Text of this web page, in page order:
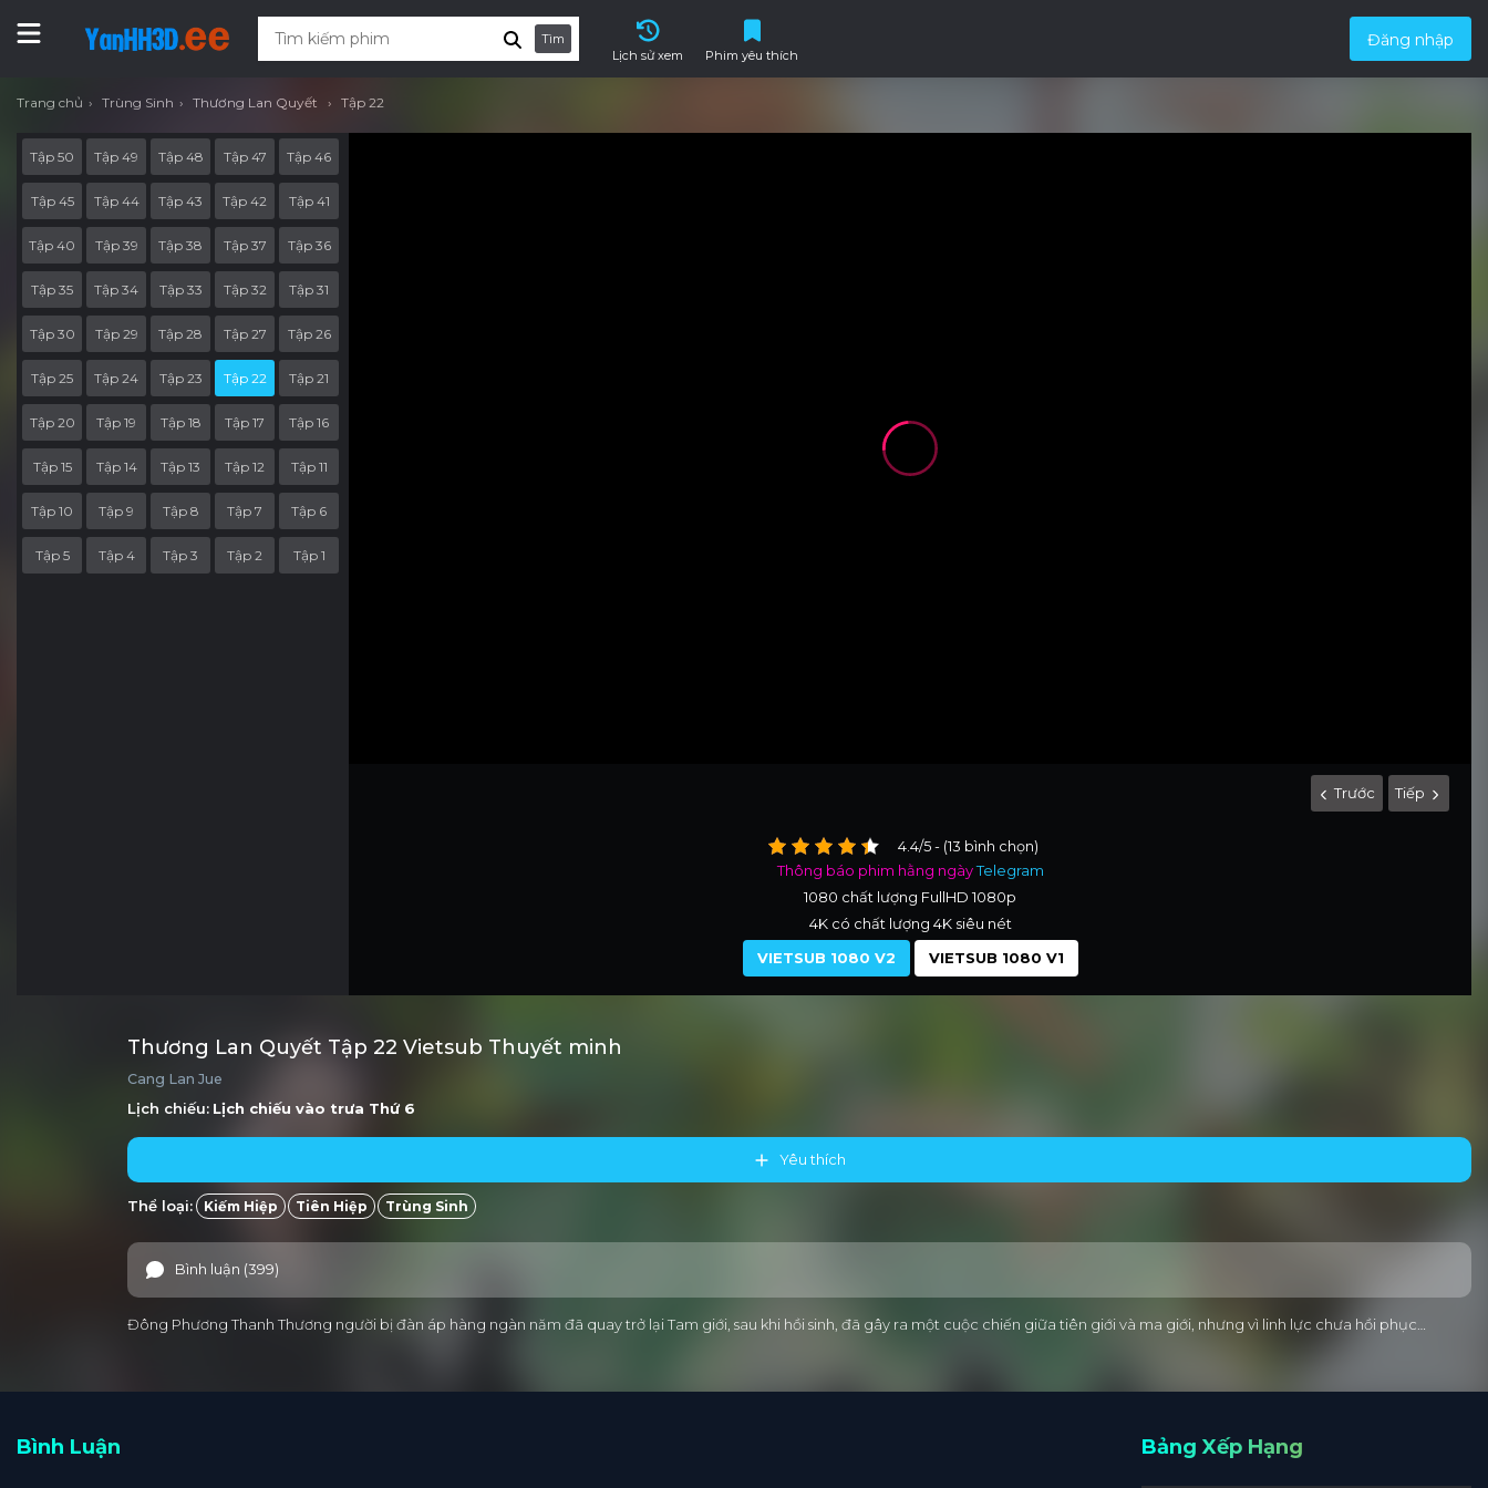
Tìm
Lịch sử xem
Phim yêu thích
Đăng nhập
Trang chủ Trùng Sinh Thương Lan Quyết Tập 22
Trước Tiếp
4.4/5 - (13 bình chọn)
Thông báo phim hằng ngàyTelegram
1080 chất lượng FullHD 1080p
4K có chất lượng 4K siêu nét
VIETSUB 1080 V2
VIETSUB 1080 V1
Tập 50 Tập 49 Tập 48 Tập 47 Tập 46
Tập 45 Tập 44 Tập 43 Tập 42 Tập 41
Tập 40 Tập 39 Tập 38 Tập 37 Tập 36
Tập 35 Tập 34 Tập 33 Tập 32 Tập 31
Tập 30 Tập 29 Tập 28 Tập 27 Tập 26
Tập 25 Tập 24 Tập 23 Tập 22 Tập 21
Tập 20 Tập 19 Tập 18 Tập 17 Tập 16
Tập 15 Tập 14 Tập 13 Tập 12 Tập 11
Tập 10 Tập 9 Tập 8 Tập 7 Tập 6
Tập 5 Tập 4 Tập 3 Tập 2 Tập 1
Thương Lan Quyết Tập 22 Vietsub Thuyết minh
Cang Lan Jue
Lịch chiếu: Lịch chiếu vào trưa Thứ 6
Yêu thích
Thể loại: Kiếm Hiệp Tiên Hiệp Trùng Sinh
Bình luận (399)
Đông Phương Thanh Thương người bị đàn áp hàng ngàn năm đã quay trở lại Tam giới, sau khi hồi sinh, đã gây ra một cuộc chiến giữa tiên giới và ma giới, nhưng vì linh lực chưa hồi phục…
Bình Luận Bảng Xếp Hạng